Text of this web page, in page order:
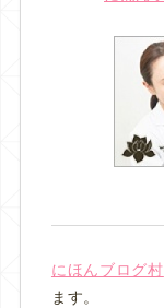
にほんブログ村
ます。